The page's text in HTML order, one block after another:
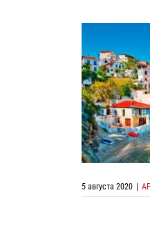
5 августа 2020